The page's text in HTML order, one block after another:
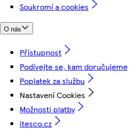
Soukromí a cookies
O nás
Přístupnost
Podívejte se, kam doručujeme
Poplatek za službu
Nastavení Cookies
Možnosti platby
itesco.cz